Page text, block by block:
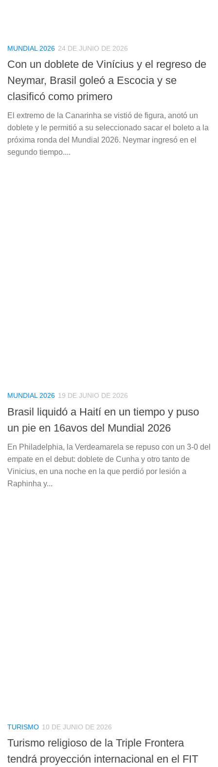
MUNDIAL 2026 24 DE JUNIO DE 2026
Con un doblete de Vinícius y el regreso de
Neymar, Brasil goleó a Escocia y se
clasificó como primero
El extremo de la Canarinha se vistió de figura, anotó un
doblete y le permitió a su seleccionado sacar el boleto a la
próxima ronda del Mundial 2026. Neymar ingresó en el
segundo tiempo....
MUNDIAL 2026 19 DE JUNIO DE 2026
Brasil liquidó a Haití en un tiempo y puso
un pie en 16avos del Mundial 2026
En Philadelphia, la Verdeamarela se repuso con un 3-0 del
empate en el debut: doblete de Cunha y otro tanto de
Vinicius, en una noche en la que perdió por lesión a
Raphinha y...
TURISMO 10 DE JUNIO DE 2026
Turismo religioso de la Triple Frontera
tendrá proyección internacional en el FIT